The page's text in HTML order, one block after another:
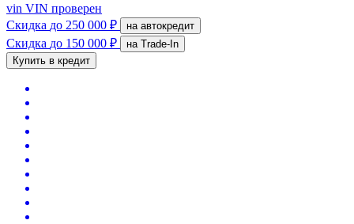
vin VIN проверен
Скидка до 250 000 ₽ на автокредит
Скидка до 150 000 ₽
на Trade-In
Купить в кредит